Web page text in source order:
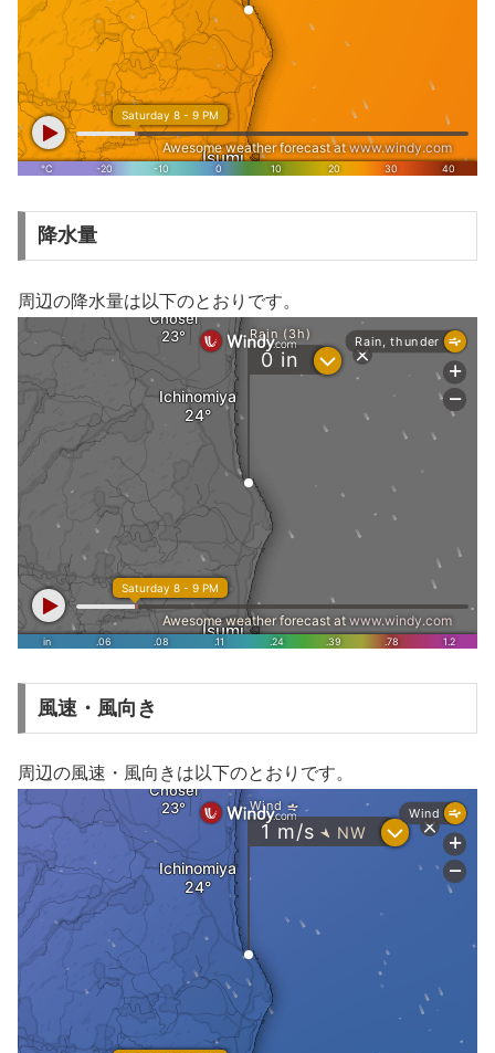
降水量
周辺の降水量は以下のとおりです。
風速・風向き
周辺の風速・風向きは以下のとおりです。